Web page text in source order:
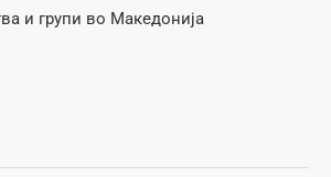
и групи во Македонија